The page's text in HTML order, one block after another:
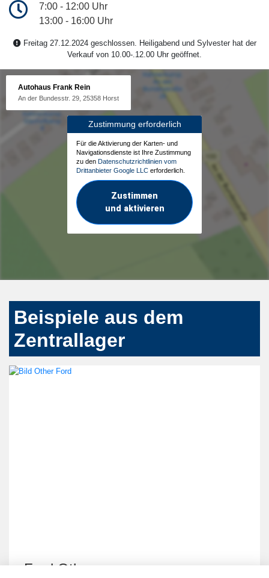
7:00 - 12:00 Uhr
13:00 - 16:00 Uhr
Freitag 27.12.2024 geschlossen. Heiligabend und Sylvester hat der
Verkauf von 10.00-.12.00 Uhr geöffnet.
Autohaus Frank Rein
An der Bundesstr. 29, 25358 Horst
Zustimmung erforderlich
Für die Aktivierung der Karten- und
Navigationsdienste ist Ihre Zustimmung
zu den Datenschutzrichtlinien vom
Drittanbieter Google LLC erforderlich.
Zustimmen
und aktivieren
Beispiele aus dem
Zentrallager
Ford Other